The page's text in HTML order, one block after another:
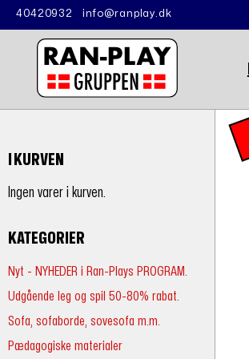
40420932 info@ranplay.dk
I KURVEN
Ingen varer i kurven.
KATEGORIER
Nyt - NYHEDER i Ran-Plays PROGRAM.
Udgående leg og spil 50-80% rabat.
Sofa, sofaborde, sovesofa m.m.
Pædagogiske materialer